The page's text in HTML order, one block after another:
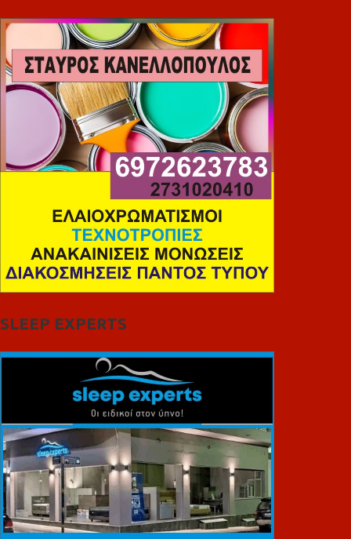
SLEEP EXPERTS